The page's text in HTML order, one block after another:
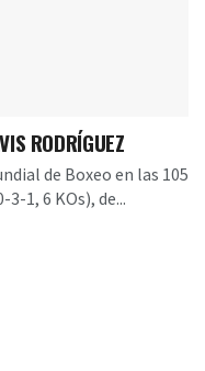
RODRÍGUEZ
de Boxeo en las 105
1, 6 KOs), de...